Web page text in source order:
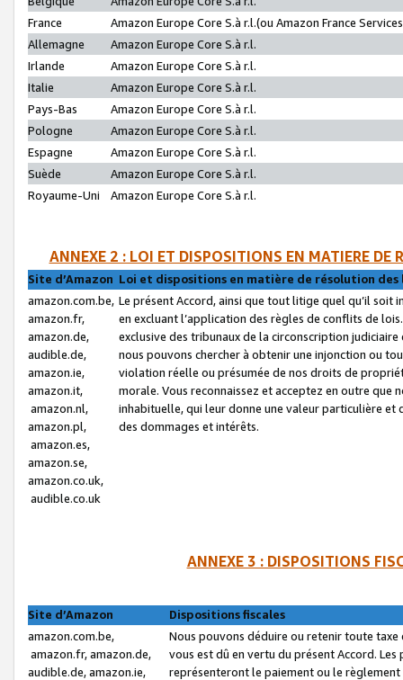
France
Amazon Europe Core S.à r.l.(ou Amazon France
Allemagne
Amazon Europe Core S.à r.l.
Irlande
Amazon Europe Core S.à r.l.
Italie
Amazon Europe Core S.à r.l.
Pays-Bas
Amazon Europe Core S.à r.l.
Pologne
Amazon Europe Core S.à r.l.
Espagne
Amazon Europe Core S.à r.l.
Suède
Amazon Europe Core S.à r.l.
Royaume-Uni
Amazon Europe Core S.à r.l.
ANNEXE 2 : LOI ET DISPOSITIONS EN MATIERE DE
Site d’Amazon Loi et dispositions en matière de résolution
amazon.com.be,
amazon.fr,
amazon.de,
audible.de,
amazon.ie,
amazon.it,
amazon.nl,
amazon.pl,
amazon.es,
amazon.se,
amazon.co.uk,
audible.co.uk
Le présent Accord, ainsi que tout litige quel qu’il soit
en excluant l’application des règles de conflits de
exclusive des tribunaux de la circonscription
nous pouvons chercher à obtenir une injonction ou
violation réelle ou présumée de nos droits de
morale. Vous reconnaissez et acceptez en outre que
inhabituelle, qui leur donne une valeur particulière
des dommages et intérêts.
ANNEXE 3 : DISPOSITIONS
Site d’Amazon
Dispositions fiscales
amazon.com.be,
amazon.fr, amazon.de,
audible.de, amazon.ie,
Nous pouvons déduire ou retenir toute
vous est dû en vertu du présent Accord.
représenteront le paiement ou le